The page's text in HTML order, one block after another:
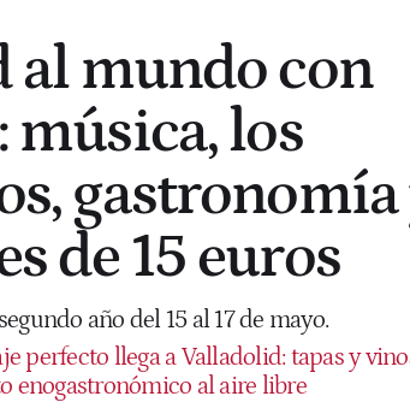
al mundo con
música, los
gastronomía
de 15 euros
año del 15 al 17 de mayo.
perfecto llega a Valladolid: tapas y
enogastronómico al aire libre